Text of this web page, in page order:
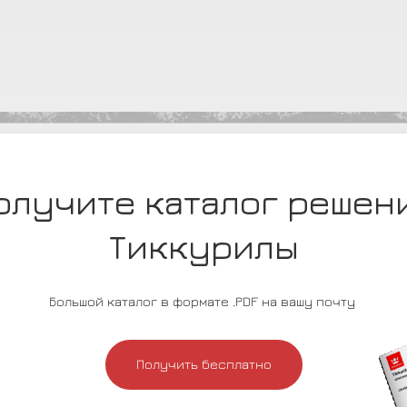
каталог
Тиккурилы
Большой каталог в формате .PDF на вашу почту
Получить бесплатно